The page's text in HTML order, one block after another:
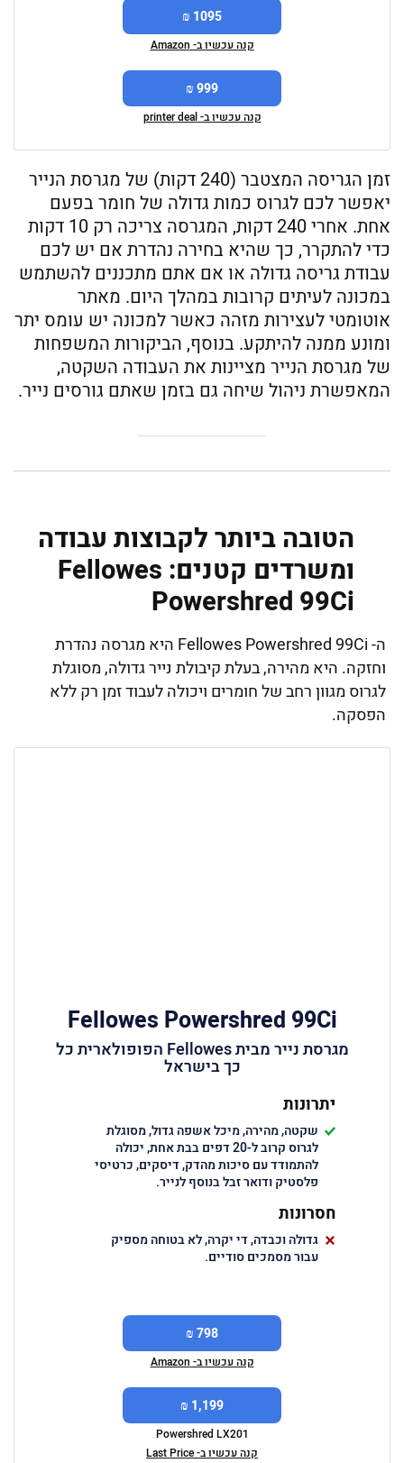
1095 ₪
קנה עכשיו ב- Amazon
999 ₪
קנה עכשיו ב- printer deal
זמן הגריסה המצטבר (240 דקות) של מגרסת הנייר
יאפשר לכם לגרוס כמות גדולה של חומר בפעם
אחת. אחרי 240 דקות, המגרסה צריכה רק 10 דקות
כדי להתקרר, כך שהיא בחירה נהדרת אם יש לכם
עבודת גריסה גדולה או אם אתם מתכננים להשתמש
במכונה לעיתים קרובות במהלך היום. מאתר
אוטומטי לעצירות מזהה כאשר למכונה יש עומס יתר
ומונע ממנה להיתקע. בנוסף, הביקורות המשפחות
של מגרסת הנייר מציינות את העבודה השקטה,
המאפשרת ניהול שיחה גם בזמן שאתם גורסים נייר.
הטובה ביותר לקבוצות עבודה
ומשרדים קטנים: Fellowes
Powershred 99Ci
ה- Fellowes Powershred 99Ci היא מגרסה נהדרת
וחזקה. היא מהירה, בעלת קיבולת נייר גדולה, מסוגלת
לגרוס מגוון רחב של חומרים ויכולה לעבוד זמן רק ללא
הפסקה.
Fellowes Powershred 99Ci
מגרסת נייר מבית Fellowes הפופולארית כל
כך בישראל
יתרונות
שקטה, מהירה, מיכל אשפה גדול, מסוגלת
לגרוס קרוב ל-20 דפים בבת אחת, יכולה
להתמודד עם סיכות מהדק, דיסקים, כרטיסי
פלסטיק ודואר זבל בנוסף לנייר.
חסרונות
גדולה וכבדה, די יקרה, לא בטוחה מספיק
עבור מסמכים סודיים.
798 ₪
קנה עכשיו ב- Amazon
1,199 ₪
Powershred LX201
קנה עכשיו ב- Last Price